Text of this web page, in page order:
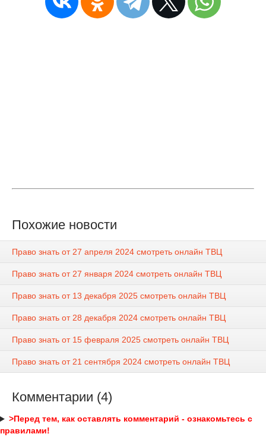
Похожие новости
Право знать от 27 апреля 2024 смотреть онлайн ТВЦ
Право знать от 27 января 2024 смотреть онлайн ТВЦ
Право знать от 13 декабря 2025 смотреть онлайн ТВЦ
Право знать от 28 декабря 2024 смотреть онлайн ТВЦ
Право знать от 15 февраля 2025 смотреть онлайн ТВЦ
Право знать от 21 сентября 2024 смотреть онлайн ТВЦ
Комментарии (4)
>Перед тем, как оставлять комментарий - ознакомьтесь с
правилами!